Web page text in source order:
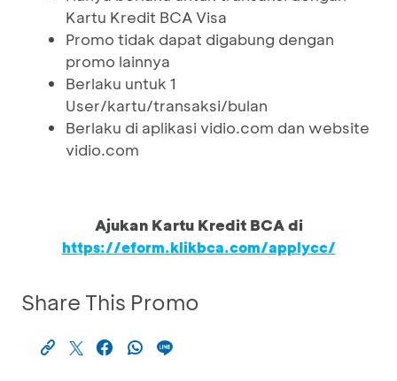
Kartu Kredit BCA Visa
Promo tidak dapat digabung dengan
promo lainnya
Berlaku untuk 1
User/kartu/transaksi/bulan
Berlaku di aplikasi vidio.com dan website
vidio.com
Ajukan Kartu Kredit BCA di
https://eform.klikbca.com/applycc/
Share This Promo